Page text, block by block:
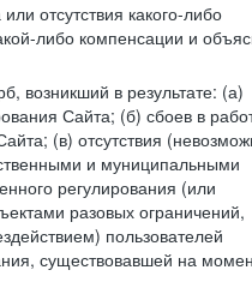
отсутствия какого-либо
либо компенсации и
возникший в результате: (а)
Сайта; (б) сбоев в
(в) отсутствия
и муниципальными
регулирования (или
разовых ограничений,
пользователей
существовавшей на